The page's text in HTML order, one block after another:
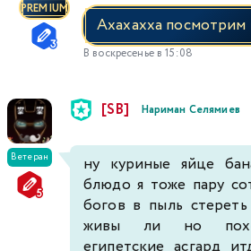
PREMIUM
Ахахахха посмотрим
В воскресенье в 15:08
Ветеран
[SB] Нариман Селямиев
ну куриные яйце
блюдо я тоже пару
богов в пыль
живы ли но